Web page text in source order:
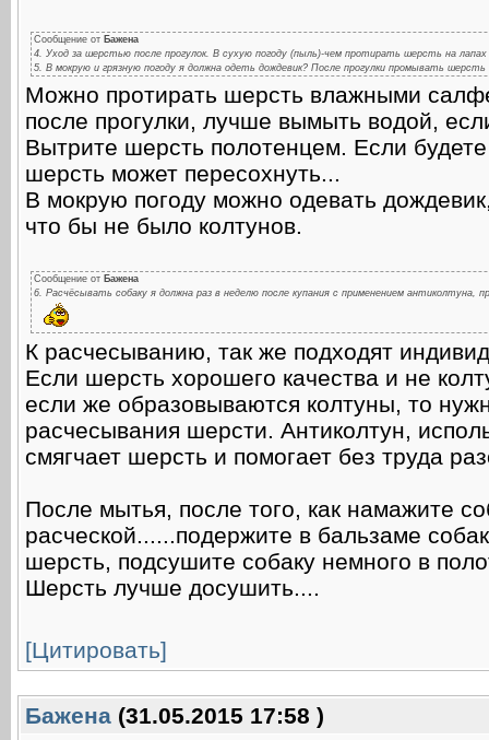
Сообщение от Баженa
4. Уход за шерстью после прогулок. В сухую погоду (пыль)-чем протирать шерсть на
5. В мокрую и грязную погоду я должна одеть дождевик? После прогулки промывать
Можно протирать шерсть влажными
после прогулки, лучше вымыть водой,
Вытрите шерсть полотенцем. Если
шерсть может пересохнуть...
В мокрую погоду можно одевать
что бы не было колтунов.
Сообщение от Баженa
6. Расчёсывать собаку я должна раз в неделю после купания с применением антиколтуна,
К расчесыванию, так же подходят
Если шерсть хорошего качества и не
если же образовываются колтуны, то
расчесывания шерсти. Антиколтун,
смягчает шерсть и помогает без труда
После мытья, после того, как намажите
расческой......подержите в бальзаме
шерсть, подсушите собаку немного в
Шерсть лучше досушить....
[Цитировать]
Баженa (31.05.2015 17:58 )